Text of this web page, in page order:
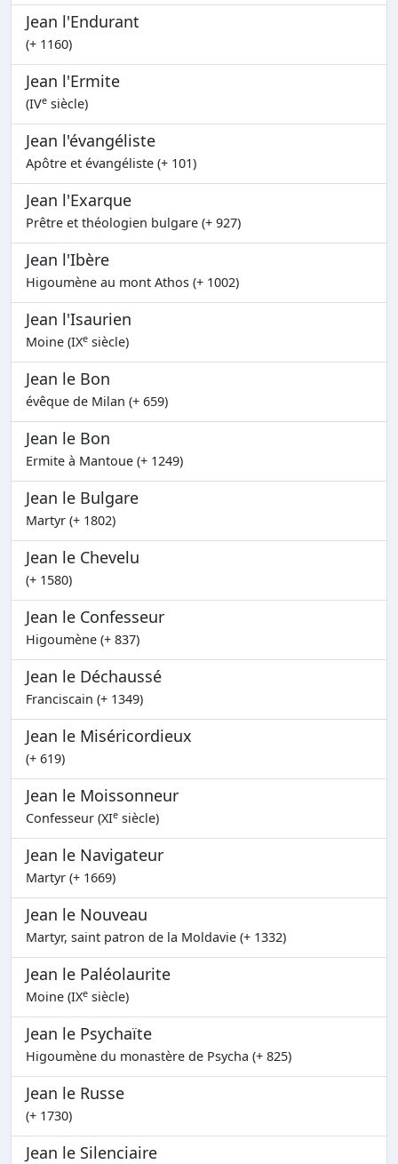
Jean l'Endurant
(+ 1160)
Jean l'Ermite
(IVe siècle)
Jean l'évangéliste
Apôtre et évangéliste (+ 101)
Jean l'Exarque
Prêtre et théologien bulgare (+ 927)
Jean l'Ibère
Higoumène au mont Athos (+ 1002)
Jean l'Isaurien
Moine (IXe siècle)
Jean le Bon
évêque de Milan (+ 659)
Jean le Bon
Ermite à Mantoue (+ 1249)
Jean le Bulgare
Martyr (+ 1802)
Jean le Chevelu
(+ 1580)
Jean le Confesseur
Higoumène (+ 837)
Jean le Déchaussé
Franciscain (+ 1349)
Jean le Miséricordieux
(+ 619)
Jean le Moissonneur
Confesseur (XIe siècle)
Jean le Navigateur
Martyr (+ 1669)
Jean le Nouveau
Martyr, saint patron de la Moldavie (+ 1332)
Jean le Paléolaurite
Moine (IXe siècle)
Jean le Psychaïte
Higoumène du monastère de Psycha (+ 825)
Jean le Russe
(+ 1730)
Jean le Silenciaire